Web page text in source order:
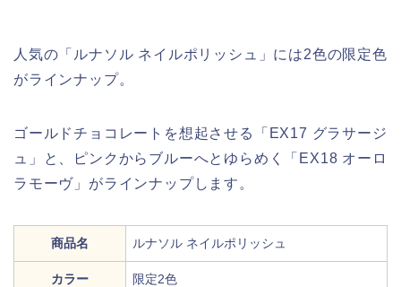
人気の「ルナソル ネイルポリッシュ」には2色の限定色
がラインナップ。
ゴールドチョコレートを想起させる「EX17 グラサージ
ュ」と、ピンクからブルーへとゆらめく「EX18 オーロ
ラモーヴ」がラインナップします。
商品名 ルナソル ネイルポリッシュ
カラー 限定2色